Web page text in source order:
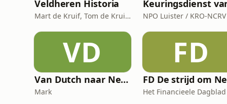
Veldheren Historia
Mart de Kruif, Tom de Kruif / National Geographic Historia, Corti Media NPO Luister / KRO-NCRV
VD
Van Dutch naar Nederlands
Mark
FD
Het Financieele Dagblad